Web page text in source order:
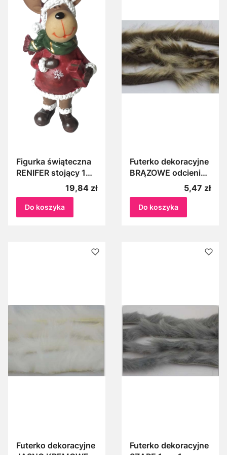
Figurka świąteczna
RENIFER stojący 14
cm poliryzon,
kolorowy z
prezentem
dekoracje
Cena
19,84 zł
Do koszyka
Futerko dekoracyjne
BRĄZOWE odcienie
1 cm 1 m pas futerka
taśma futerkowa do
dekoracji, materiał
dekoracyjny
Cena
5,47 zł
Do koszyka
Futerko dekoracyjne
Futerko dekoracyjne